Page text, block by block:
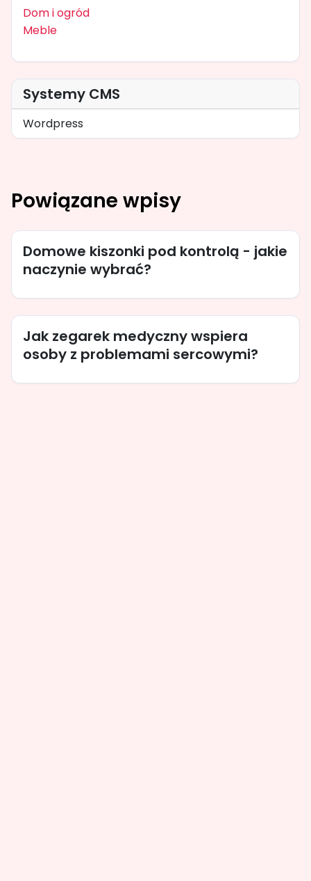
Dom i ogród
Meble
Systemy CMS
Wordpress
Powiązane wpisy
Domowe kiszonki pod kontrolą - jakie
naczynie wybrać?
Jak zegarek medyczny wspiera
osoby z problemami sercowymi?